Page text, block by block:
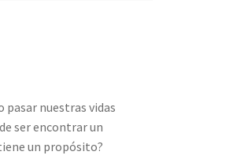
pasar nuestras vidas
ser encontrar un
un propósito?